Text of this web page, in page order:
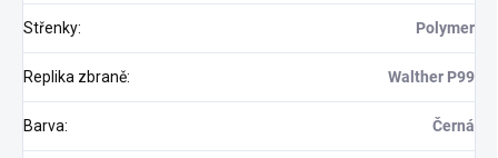
Střenky: Polymer
Replika zbraně: Walther P99
Barva: Černá